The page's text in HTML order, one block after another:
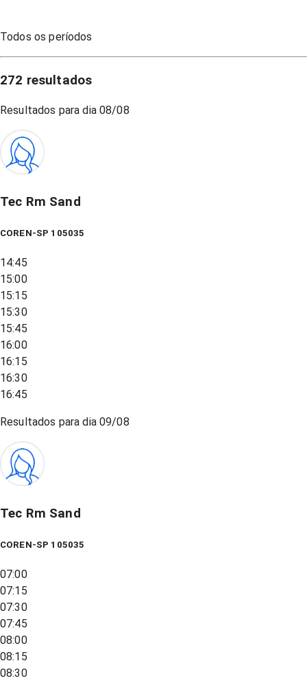
Todos os períodos
272 resultados
Resultados para dia 08/08
Tec Rm Sand
COREN-SP 105035
14:45
15:00
15:15
15:30
15:45
16:00
16:15
16:30
16:45
Resultados para dia09/08
Tec Rm Sand
COREN-SP 105035
07:00
07:15
07:30
07:45
08:00
08:15
08:30